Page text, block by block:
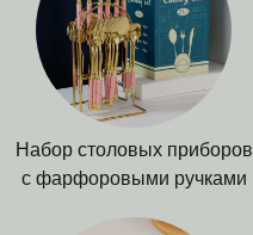
Набор столовых приборов
с фарфоровыми ручками